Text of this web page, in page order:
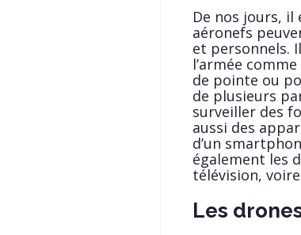
De nos jours, il
aéronefs
et personnels.
l’armée
de pointe ou
de plusieurs
surveiller des
aussi des
d’un
également les
télévision,
Les